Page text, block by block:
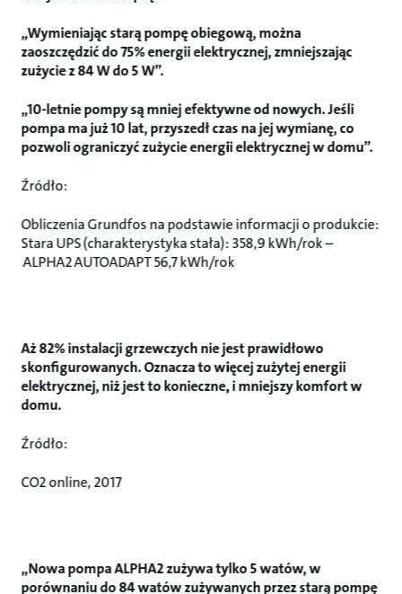
„Wymieniając starą pompę obiegową, można
zaoszczędzić do 75% energii elektrycznej, zmniejszając
zużycie z 84 W do 5 W”.
„10-letnie pompy są mniej efektywne od nowych. Jeśli
pompa ma już 10 lat, przyszedł czas na jej wymianę, co
pozwoli ograniczyć zużycie energii elektrycznej w domu”.
Źródło:
Obliczenia Grundfos na podstawie informacji o produkcie:
Stara UPS (charakterystyka stała): 358,9 kWh/rok –
ALPHA2 AUTOADAPT 56,7 kWh/rok
Aż 82% instalacji grzewczych nie jest prawidłowo
skonfigurowanych. Oznacza to więcej zużytej energii
elektrycznej, niż jest to konieczne, i mniejszy komfort w
domu.
Źródło:
CO2 online, 2017
„Nowa pompa ALPHA2 zużywa tylko 5 watów, w
porównaniu do 84 watów zużywanych przez starą pompę